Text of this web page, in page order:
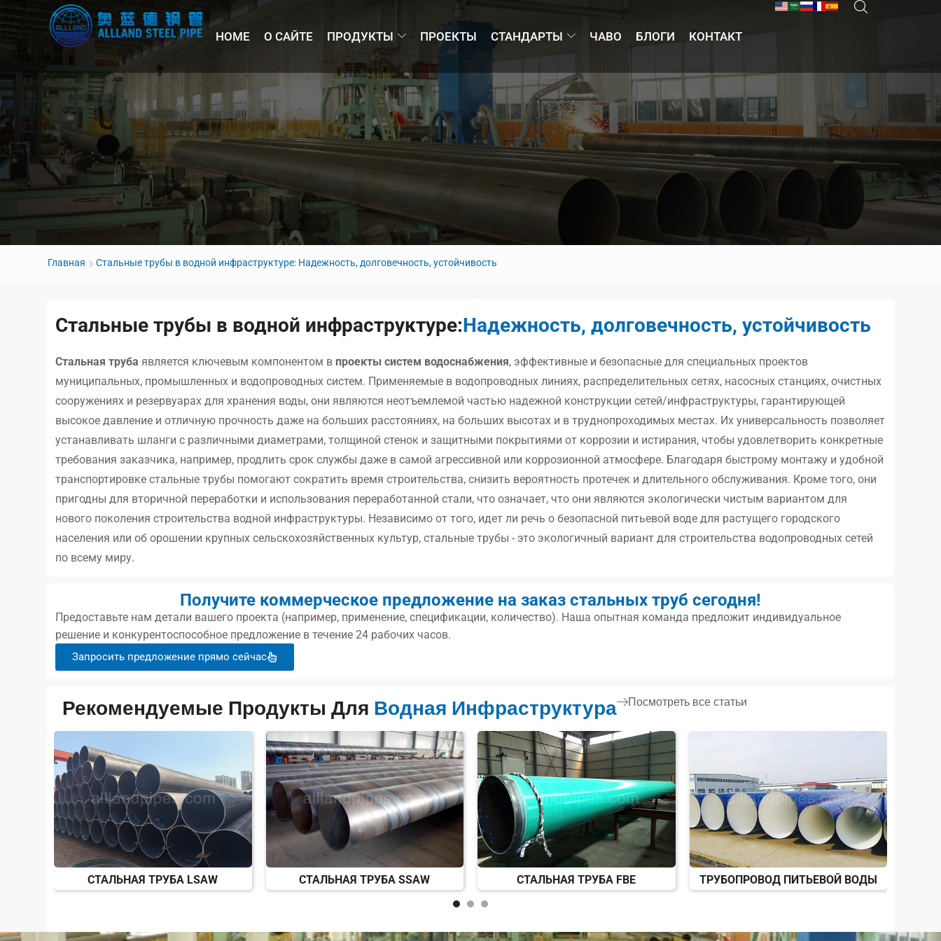
HOME О САЙТЕ ПРОДУКТЫ ПРОЕКТЫ СТАНДАРТЫ ЧАВО БЛОГИ КОНТАКТ
Главная Стальные трубы в водной инфраструктуре: Надежность, долговечность, устойчивость
Стальные трубы в водной инфраструктуре:Надежность, долговечность, устойчивость
Стальная труба является ключевым компонентом в проекты систем водоснабжения, эффективные и безопасные для специальных проектов
муниципальных, промышленных и водопроводных систем. Применяемые в водопроводных линиях, распределительных сетях, насосных станциях, очистных
сооружениях и резервуарах для хранения воды, они являются неотъемлемой частью надежной конструкции сетей/инфраструктуры, гарантирующей
высокое давление и отличную прочность даже на больших расстояниях, на больших высотах и в труднопроходимых местах. Их универсальность позволяет
устанавливать шланги с различными диаметрами, толщиной стенок и защитными покрытиями от коррозии и истирания, чтобы удовлетворить конкретные
требования заказчика, например, продлить срок службы даже в самой агрессивной или коррозионной атмосфере. Благодаря быстрому монтажу и удобной
транспортировке стальные трубы помогают сократить время строительства, снизить вероятность протечек и длительного обслуживания. Кроме того, они
пригодны для вторичной переработки и использования переработанной стали, что означает, что они являются экологически чистым вариантом для
нового поколения строительства водной инфраструктуры. Независимо от того, идет ли речь о безопасной питьевой воде для растущего городского
населения или об орошении крупных сельскохозяйственных культур, стальные трубы - это экологичный вариант для строительства водопроводных сетей
по всему миру.
Получите коммерческое предложение на заказ стальных труб сегодня!
Предоставьте нам детали вашего проекта (например, применение, спецификации, количество). Наша опытная команда предложит индивидуальное
решение и конкурентоспособное предложение в течение 24 рабочих часов.
Запросить предложение прямо сейчас
Рекомендуемые Продукты Для Водная Инфраструктура Посмотреть все статьи
СТАЛЬНАЯ ТРУБА LSAW СТАЛЬНАЯ ТРУБА SSAW СТАЛЬНАЯ ТРУБА FBE ТРУБОПРОВОД ПИТЬЕВОЙ ВОДЫ